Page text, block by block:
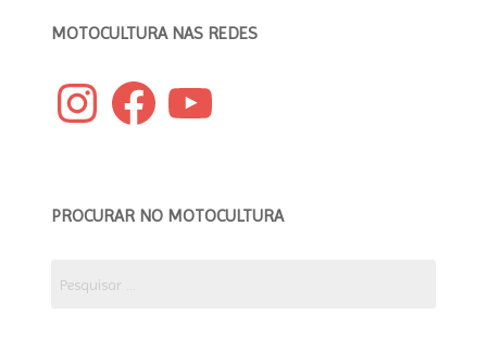
MOTOCULTURA NAS REDES
InstagramFacebookYouTube
PROCURAR NO MOTOCULTURA
por: